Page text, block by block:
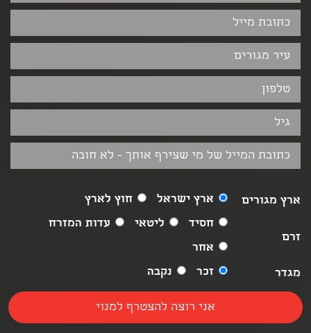
ארץ מגורים ארץ ישראל חוץ לארץ
זרם
חסיד ליטאי
עדות המזרח
אחר
מגדר
זכר נקבה